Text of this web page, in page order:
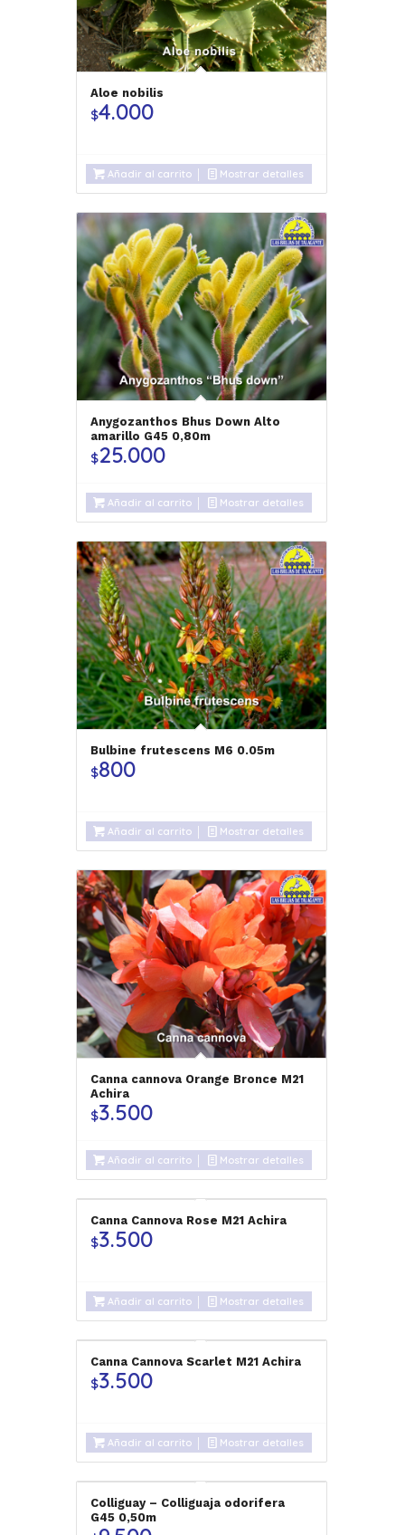
Aloe nobilis
$4.000
Añadir al carrito Mostrar detalles
Anygozanthos Bhus Down Alto
amarillo G45 0,80m
$25.000
Añadir al carrito Mostrar detalles
Bulbine frutescens M6 0.05m
$800
Añadir al carrito Mostrar detalles
Canna cannova Orange Bronce M21
Achira
$3.500
Añadir al carrito Mostrar detalles
Canna Cannova Rose M21 Achira
$3.500
Añadir al carrito Mostrar detalles
Canna Cannova Scarlet M21 Achira
$3.500
Añadir al carrito Mostrar detalles
Colliguay – Colliguaja odorifera
G45 0,50m